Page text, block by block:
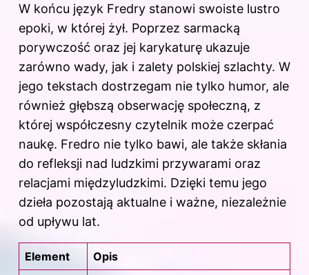
W końcu język Fredry stanowi swoiste lustro
epoki, w której żył. Poprzez sarmacką
porywczość oraz jej karykaturę ukazuje
zarówno wady, jak i zalety polskiej szlachty. W
jego tekstach dostrzegam nie tylko humor, ale
również głębszą obserwację społeczną, z
której współczesny czytelnik może czerpać
naukę. Fredro nie tylko bawi, ale także skłania
do refleksji nad ludzkimi przywarami oraz
relacjami międzyludzkimi. Dzięki temu jego
dzieła pozostają aktualne i ważne, niezależnie
od upływu lat.
Element Opis